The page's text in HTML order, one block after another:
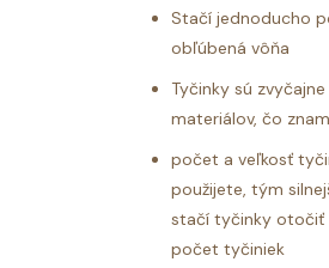
Stačí jednoducho
obľúbená vôňa
Tyčinky sú
materiálov, čo
počet a veľkosť
použijete, tým
stačí tyčinky otočiť
počet tyčiniek